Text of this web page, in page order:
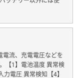
電流、充電電圧などを
【1】電池温度 異常検
電圧 異常検知【4】